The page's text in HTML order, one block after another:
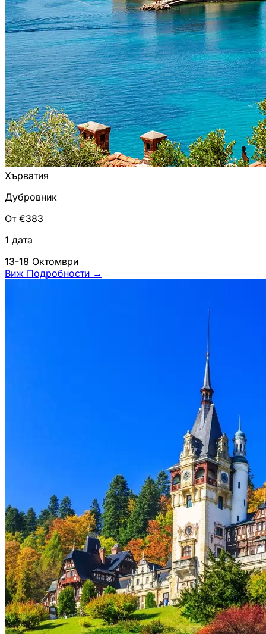
Хърватия
Дубровник
От €383
1 дата
13-18 Октомври
Виж Подробности →